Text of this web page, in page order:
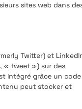
sites web dans
Twitter) et
« tweet ») sur des
intégré grâce un code
peut stocker et